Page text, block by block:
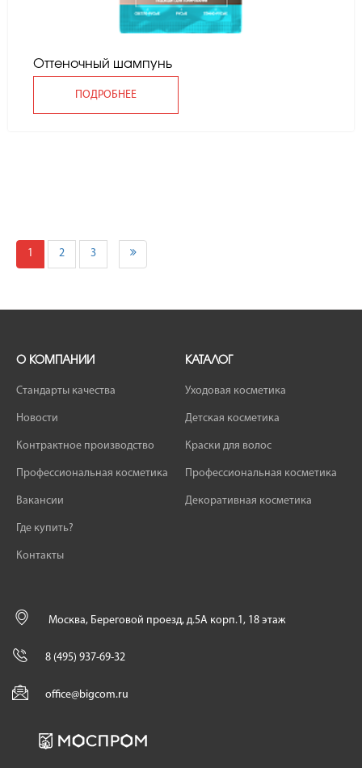
Оттеночный шампунь
ПОДРОБНЕЕ
1 2 3
О КОМПАНИИ
Стандарты качества
Новости
Контрактное производство
Профессиональная косметика
Вакансии
Где купить?
Контакты
КАТАЛОГ
Уходовая косметика
Детская косметика
Краски для волос
Профессиональная косметика
Декоративная косметика
Москва, Береговой проезд, д.5А корп.1, 18 этаж
8 (495) 937-69-32
office@bigcom.ru